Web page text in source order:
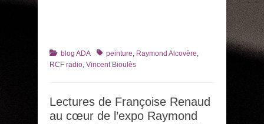
Catégories
blog ADA Tagspeinture Raymond Alcovère
RCF radio Vincent Bioulès
Lectures de Françoise Renaud
au cœur de l’expo Raymond